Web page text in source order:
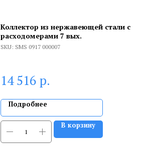
Коллектор из нержавеющей стали с
расходомерами 7 вых.
SKU: SMS 0917 000007
14 516 р.
Подробнее
В корзину